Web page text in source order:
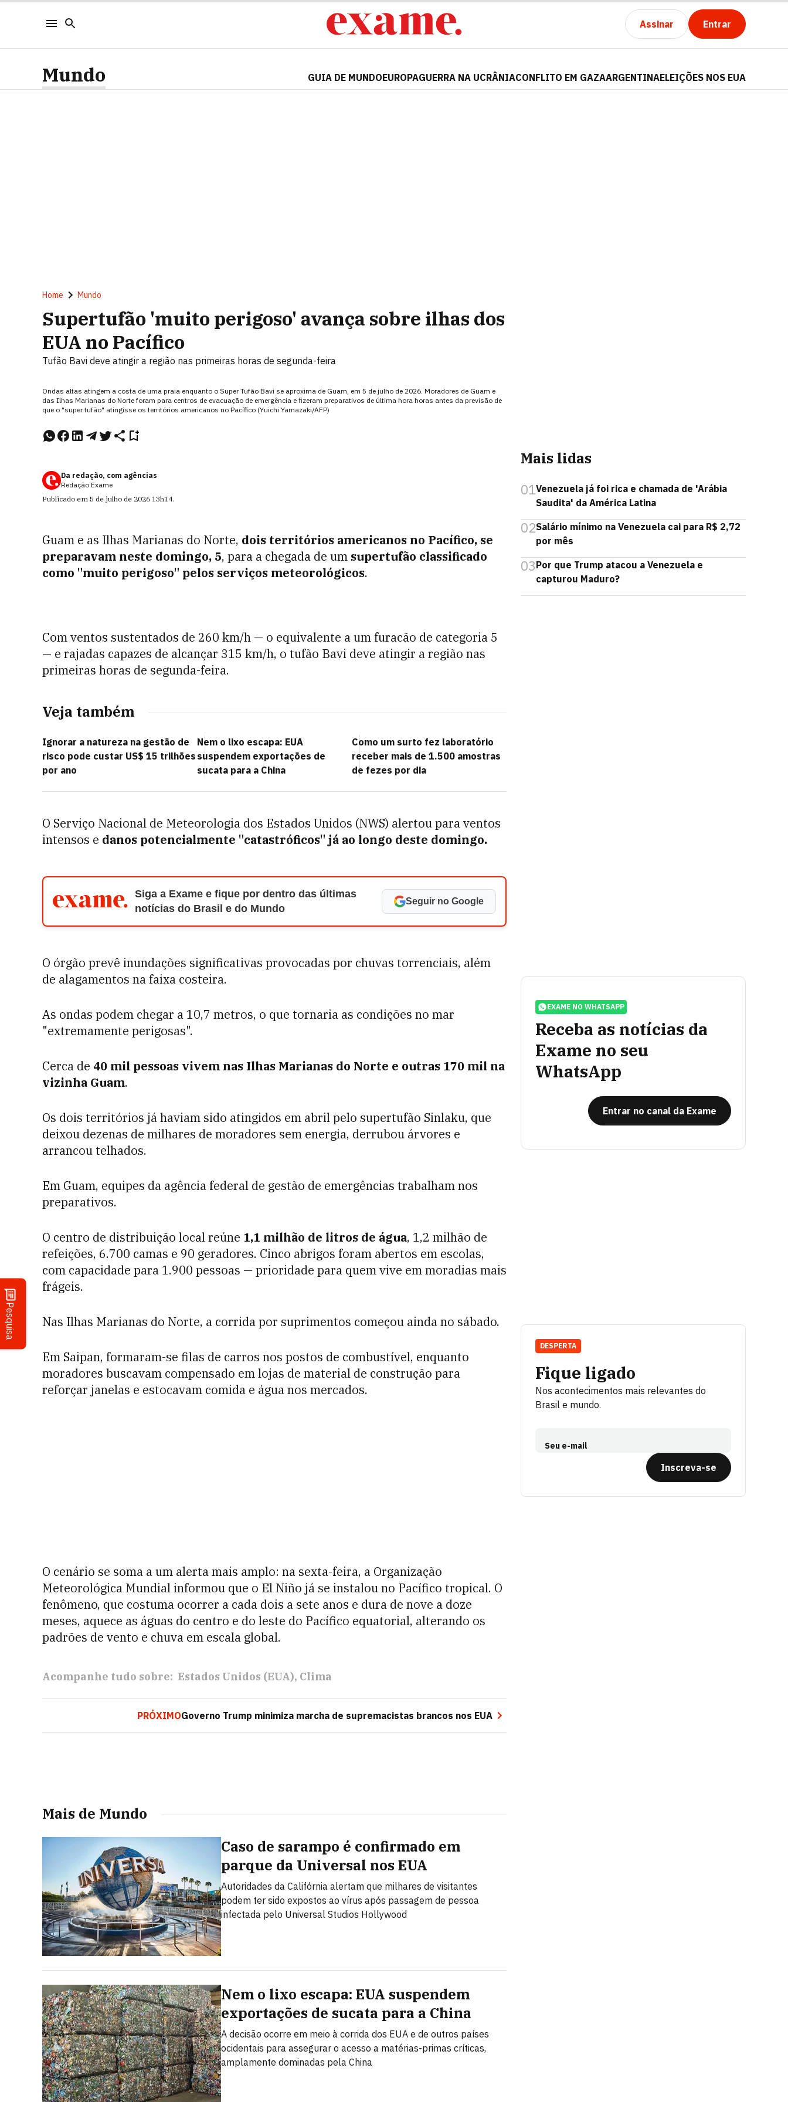
Assinar Entrar
Pesquisa
Mundo GUIA DE MUNDOEUROPAGUERRA NA UCRÂNIACONFLITO EM GAZAARGENTINAELEIÇÕES NOS EUA
Home Mundo
Supertufão 'muito perigoso' avança sobre ilhas dos
EUA no Pacífico
Tufão Bavi deve atingir a região nas primeiras horas de segunda-feira
Ondas altas atingem a costa de uma praia enquanto o Super Tufão Bavi se aproxima de Guam, em 5 de julho de 2026. Moradores de Guam e
das Ilhas Marianas do Norte foram para centros de evacuação de emergência e fizeram preparativos de última hora horas antes da previsão de
que o "super tufão" atingisse os territórios americanos no Pacífico (Yuichi Yamazaki/AFP)
Da redação, com agências
Redação Exame
Publicado em 5 de julho de 2026 13h14.
Guam e as Ilhas Marianas do Norte, dois territórios americanos no Pacífico, se
preparavam neste domingo, 5, para a chegada de um supertufão classificado
como "muito perigoso" pelos serviços meteorológicos.
Com ventos sustentados de 260 km/h — o equivalente a um furacão de categoria 5
— e rajadas capazes de alcançar 315 km/h, o tufão Bavi deve atingir a região nas
primeiras horas de segunda-feira.
Veja também
Ignorar a natureza na gestão de
risco pode custar US$ 15 trilhões
por ano
Nem o lixo escapa: EUA
suspendem exportações de
sucata para a China
Como um surto fez laboratório
receber mais de 1.500 amostras
de fezes por dia
O Serviço Nacional de Meteorologia dos Estados Unidos (NWS) alertou para ventos
intensos e danos potencialmente "catastróficos" já ao longo deste domingo.
Siga a Exame e fique por dentro das últimas
notícias do Brasil e do Mundo
Seguir no Google
O órgão prevê inundações significativas provocadas por chuvas torrenciais, além
de alagamentos na faixa costeira.
As ondas podem chegar a 10,7 metros, o que tornaria as condições no mar
"extremamente perigosas".
Cerca de 40 mil pessoas vivem nas Ilhas Marianas do Norte e outras 170 mil na
vizinha Guam.
Os dois territórios já haviam sido atingidos em abril pelo supertufão Sinlaku, que
deixou dezenas de milhares de moradores sem energia, derrubou árvores e
arrancou telhados.
Em Guam, equipes da agência federal de gestão de emergências trabalham nos
preparativos.
O centro de distribuição local reúne 1,1 milhão de litros de água, 1,2 milhão de
refeições, 6.700 camas e 90 geradores. Cinco abrigos foram abertos em escolas,
com capacidade para 1.900 pessoas — prioridade para quem vive em moradias mais
frágeis.
Nas Ilhas Marianas do Norte, a corrida por suprimentos começou ainda no sábado.
Em Saipan, formaram-se filas de carros nos postos de combustível, enquanto
moradores buscavam compensado em lojas de material de construção para
reforçar janelas e estocavam comida e água nos mercados.
O cenário se soma a um alerta mais amplo: na sexta-feira, a Organização
Meteorológica Mundial informou que o El Niño já se instalou no Pacífico tropical. O
fenômeno, que costuma ocorrer a cada dois a sete anos e dura de nove a doze
meses, aquece as águas do centro e do leste do Pacífico equatorial, alterando os
padrões de vento e chuva em escala global.
Acompanhe tudo sobre: Estados Unidos (EUA) Clima
PRÓXIMOGoverno Trump minimiza marcha de supremacistas brancos nos EUA
Mais de Mundo
Caso de sarampo é confirmado em
parque da Universal nos EUA
Autoridades da Califórnia alertam que milhares de visitantes
podem ter sido expostos ao vírus após passagem de pessoa
infectada pelo Universal Studios Hollywood
Nem o lixo escapa: EUA suspendem
exportações de sucata para a China
A decisão ocorre em meio à corrida dos EUA e de outros países
ocidentais para assegurar o acesso a matérias-primas críticas,
amplamente dominadas pela China
Mais lidas
01Venezuela já foi rica e chamada de 'Arábia
Saudita' da América Latina
02Salário mínimo na Venezuela cai para R$ 2,72
por mês
03Por que Trump atacou a Venezuela e
capturou Maduro?
EXAME NO WHATSAPP
Receba as notícias da
Exame no seu
WhatsApp
Entrar no canal da Exame
Fique ligado
Nos acontecimentos mais relevantes do
Brasil e mundo.
Seu e-mail
Inscreva-se
DESPERTA